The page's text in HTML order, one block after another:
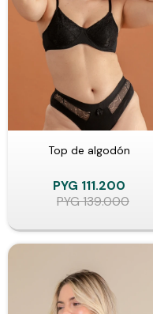
Top de algodón
PYG 111.200
PYG139.000